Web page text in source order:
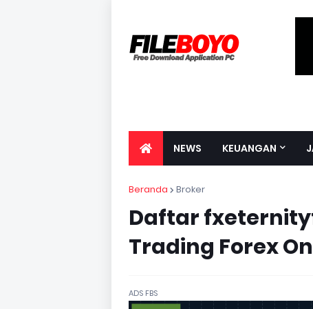
NEWS KEUANGAN
Beranda Broker
Daftar
Trading Forex
ADS FBS